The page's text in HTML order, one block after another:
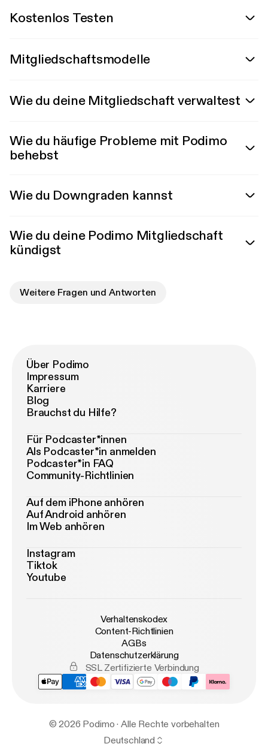
Kostenlos Testen
Mitgliedschaftsmodelle
Wie du deine Mitgliedschaft verwaltest
Wie du häufige Probleme mit Podimo
behebst
Wie du Downgraden kannst
Wie du deine Podimo Mitgliedschaft
kündigst
Weitere Fragen und Antworten
Über Podimo
Impressum
Karriere
Blog
Brauchst du Hilfe?
Für Podcaster*innen
Als Podcaster*in anmelden
Podcaster*in FAQ
Community-Richtlinien
Auf dem iPhone anhören
Auf Android anhören
Im Web anhören
Instagram
Tiktok
Youtube
Verhaltenskodex
Content-Richtlinien
AGBs
Datenschutzerklärung
SSL Zertifizierte Verbindung
© 2026 Podimo · Alle Rechte vorbehalten
Deutschland